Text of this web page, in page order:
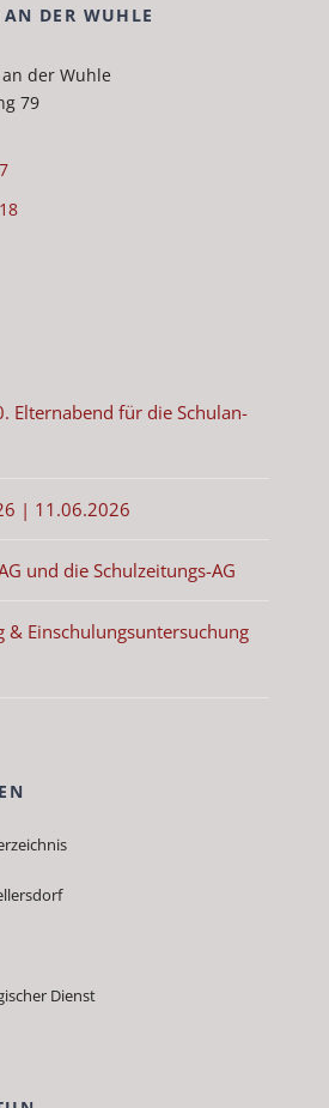
DER WUHLE
der Wuh­le
79
Eltern­abend für die Schu­lan­
| 11.06.2026
und die Schulzeitungs-AG
& Ein­schu­lung­sun­ter­suchung
Dienst